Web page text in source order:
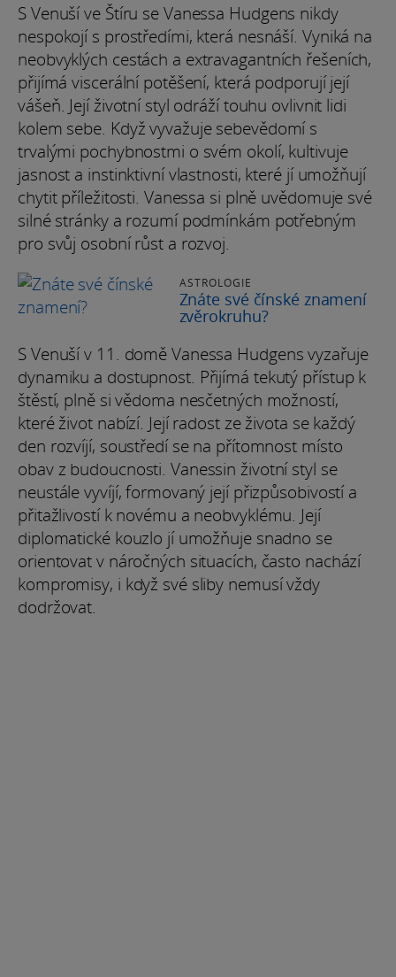
S Venuší ve Štíru se Vanessa Hudgens nikdy
nespokojí s prostředími, která nesnáší. Vyniká na
neobvyklých cestách a extravagantních řešeních,
přijímá viscerální potěšení, která podporují její
vášeň. Její životní styl odráží touhu ovlivnit lidi
kolem sebe. Když vyvažuje sebevědomí s
trvalými pochybnostmi o svém okolí, kultivuje
jasnost a instinktivní vlastnosti, které jí umožňují
chytit příležitosti. Vanessa si plně uvědomuje své
silné stránky a rozumí podmínkám potřebným
pro svůj osobní růst a rozvoj.
ASTROLOGIE
Znáte své čínské znamení
zvěrokruhu?
S Venuší v 11. domě Vanessa Hudgens vyzařuje
dynamiku a dostupnost. Přijímá tekutý přístup k
štěstí, plně si vědoma nesčetných možností,
které život nabízí. Její radost ze života se každý
den rozvíjí, soustředí se na přítomnost místo
obav z budoucnosti. Vanessin životní styl se
neustále vyvíjí, formovaný její přizpůsobivostí a
přitažlivostí k novému a neobvyklému. Její
diplomatické kouzlo jí umožňuje snadno se
orientovat v náročných situacích, často nachází
kompromisy, i když své sliby nemusí vždy
dodržovat.